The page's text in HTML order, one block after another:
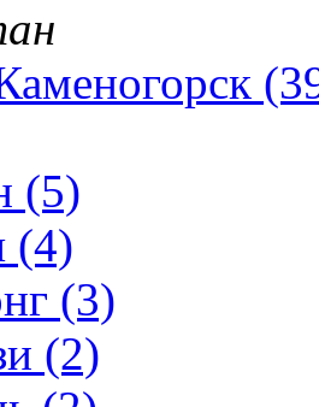
(5)
(4)
(3)
(2)